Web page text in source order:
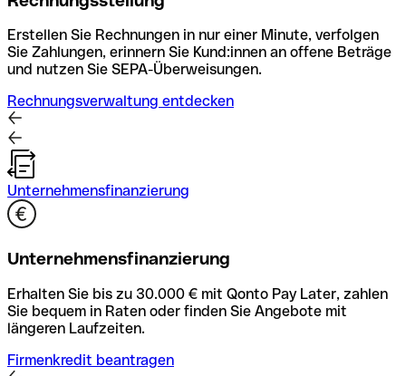
Erstellen Sie Rechnungen in nur einer Minute, verfolgen
Sie Zahlungen, erinnern Sie Kund:innen an offene Beträge
und nutzen Sie SEPA-Überweisungen.
Rechnungsverwaltung entdecken
Unternehmensfinanzierung
Unternehmensfinanzierung
Erhalten Sie bis zu 30.000 € mit Qonto Pay Later, zahlen
Sie bequem in Raten oder finden Sie Angebote mit
längeren Laufzeiten.
Firmenkredit beantragen